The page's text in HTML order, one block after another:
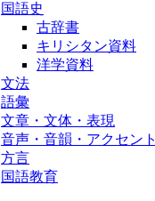
国語史
古辞書
キリシタン資料
洋学資料
文法
語彙
文章・文体・表現
音声・音韻・アクセント
方言
国語教育